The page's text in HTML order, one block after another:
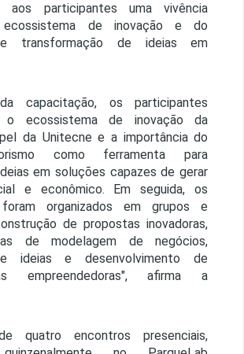
aos participantes uma vivência
de inovação e do
transformação de ideias em
capacitação, os participantes
o ecossistema de inovação da
da Unitecne e a importância do
como ferramenta para
em soluções capazes de gerar
e econômico. Em seguida, os
organizados em grupos e
de propostas inovadoras,
de modelagem de negócios,
ideias e desenvolvimento de
empreendedoras", afirma a
quatro encontros presenciais,